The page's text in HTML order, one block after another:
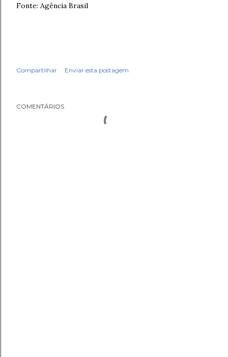
Fonte: Agência Brasil
Compartilhar Enviar esta postagem
COMENTÁRIOS